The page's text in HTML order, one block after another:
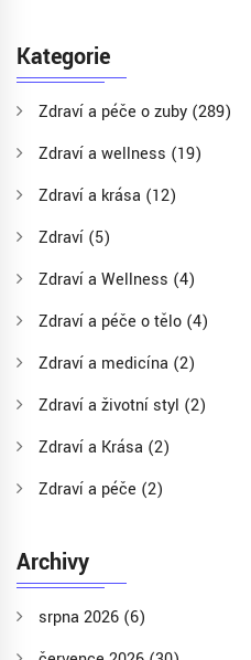
Kategorie
Zdraví a péče o zuby (289)
Zdraví a wellness (19)
Zdraví a krása (12)
Zdraví (5)
Zdraví a Wellness (4)
Zdraví a péče o tělo (4)
Zdraví a medicína (2)
Zdraví a životní styl (2)
Zdraví a Krása (2)
Zdraví a péče (2)
Archivy
srpna 2026 (6)